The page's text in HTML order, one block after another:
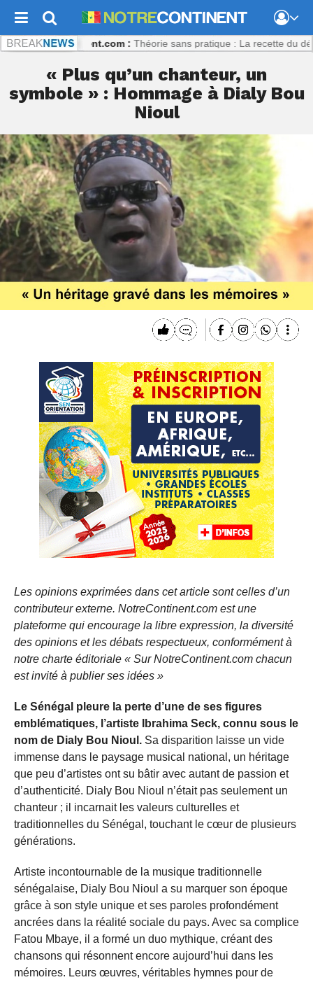
: Théorie sans pratique : La recette du désastre
« Plus qu’un chanteur, un
symbole » : Hommage à Dialy Bou
Nioul
Les opinions exprimées dans cet article sont celles d’un
contributeur externe. NotreContinent.com est une
plateforme qui encourage la libre expression, la diversité
des opinions et les débats respectueux, conformément à
notre charte éditoriale « Sur NotreContinent.com chacun
est invité à publier ses idées »
Le Sénégal pleure la perte d’une de ses figures
emblématiques, l’artiste Ibrahima Seck, connu sous le
nom de Dialy Bou Nioul. Sa disparition laisse un vide
immense dans le paysage musical national, un héritage
que peu d’artistes ont su bâtir avec autant de passion et
d’authenticité. Dialy Bou Nioul n’était pas seulement un
chanteur ; il incarnait les valeurs culturelles et
traditionnelles du Sénégal, touchant le cœur de plusieurs
générations.
Artiste incontournable de la musique traditionnelle
sénégalaise, Dialy Bou Nioul a su marquer son époque
grâce à son style unique et ses paroles profondément
ancrées dans la réalité sociale du pays. Avec sa complice
Fatou Mbaye, il a formé un duo mythique, créant des
chansons qui résonnent encore aujourd’hui dans les
mémoires. Leurs œuvres, véritables hymnes pour de